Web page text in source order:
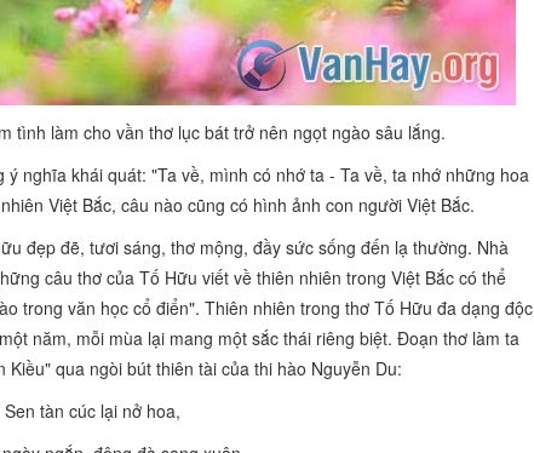
tình làm cho vần thơ lục bát trở nên ngọt ngào sâu lắng.
ý nghĩa khái quát:"Ta về, mình có nhớ ta - Ta về, ta nhớ những hoa
Việt Bắc, câu nào cũng có hình ảnh con người Việt Bắc.
đẹp đẽ, tươi sáng, thơ mộng, đầy sức sống đến lạ thường. Nhà
câu thơ của Tố Hữu viết về thiên nhiên trong Việt Bắc có thể
trong văn học cổ điển". Thiên nhiên trong thơ Tố Hữu đa dạng độc
năm, mỗi mùa lại mang một sắc thái riêng biệt. Đoạn thơ làm ta
Kiều"qua ngòi bút thiên tài của thi hào Nguyễn Du:
Sen tàn cúc lại nở hoa,